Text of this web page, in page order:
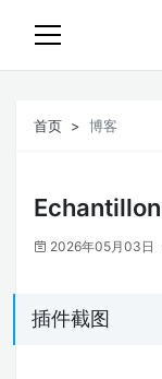
首页 博客
2026年05月03日
插件截图